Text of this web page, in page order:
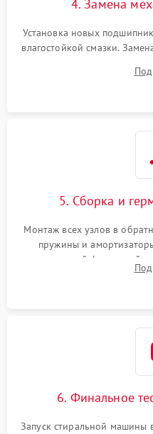
4. Замена
Установка новых
влагостойкой смазки.
или
5. Сборка и
Монтаж всех узлов в
пружины и
надежной фиксацией
герметиком для
6. Финальное
Запуск стиральной машины